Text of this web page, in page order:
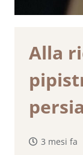
Alla
3 mesi fa